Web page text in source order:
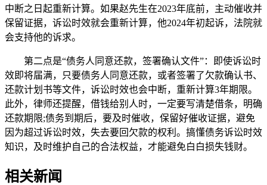
中断之日起重新计算。如果赵先生在2023年底前，主动催收并
保留证据，诉讼时效就会重新计算，他2024年初起诉，法院就
会支持他的诉求。
第二点是“债务人同意还款，签署确认文件”：即使诉讼时
效即将届满，只要债务人同意还款，或者签署了欠款确认书、
还款计划书等文件，诉讼时效也会中断，重新计算3年期限。
此外，律师还提醒，借钱给别人时，一定要写清楚借条，明确
还款期限;债务到期后，要及时催收，保留好催收证据，避免
因为超过诉讼时效，失去要回欠款的权利。搞懂债务诉讼时效
知识，及时维护自己的合法权益，才能避免白白损失钱财。
相关新闻